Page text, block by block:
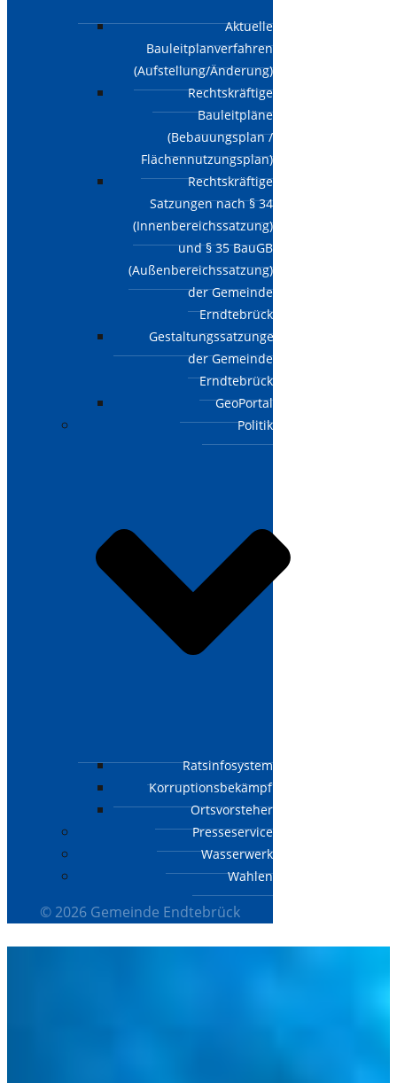
Aktuelle
Bauleitplanverfahren
(Aufstellung/Änderung)
Rechtskräftige
Bauleitpläne
(Bebauungsplan /
Flächennutzungsplan)
Rechtskräftige
Satzungen nach § 34
(Innenbereichssatzung)
und § 35 BauGB
(Außenbereichssatzung)
der Gemeinde
Erndtebrück
Gestaltungssatzungen
der Gemeinde
Erndtebrück
GeoPortal
Politik
Ratsinfosystem
Korruptionsbekämpfungsgesetz
Ortsvorsteher
Presseservice
Wasserwerk
Wahlen
© 2026 Gemeinde Endtebrück